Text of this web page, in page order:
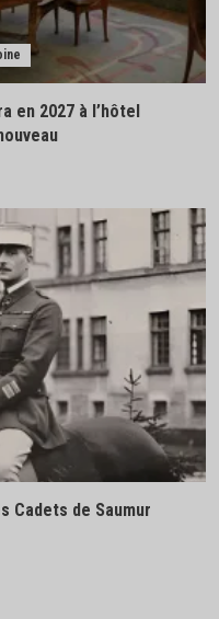
en 2027 à l’hôtel
Cadets de Saumur